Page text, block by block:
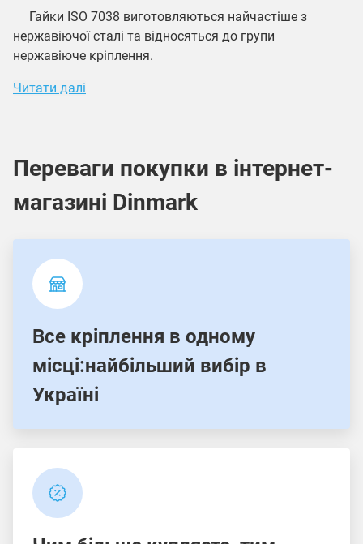
Гайки ISO 7038 виготовляються найчастіше з
нержавіючої сталі та відносяться до групи
нержавіюче кріплення.
Читати далі
Переваги покупки в інтернет-
магазині Dinmark
Все кріплення в одному
місці:найбільший вибір в
Україні